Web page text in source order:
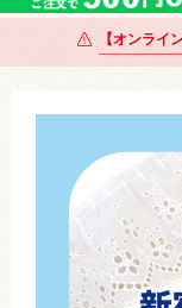
【オンライ